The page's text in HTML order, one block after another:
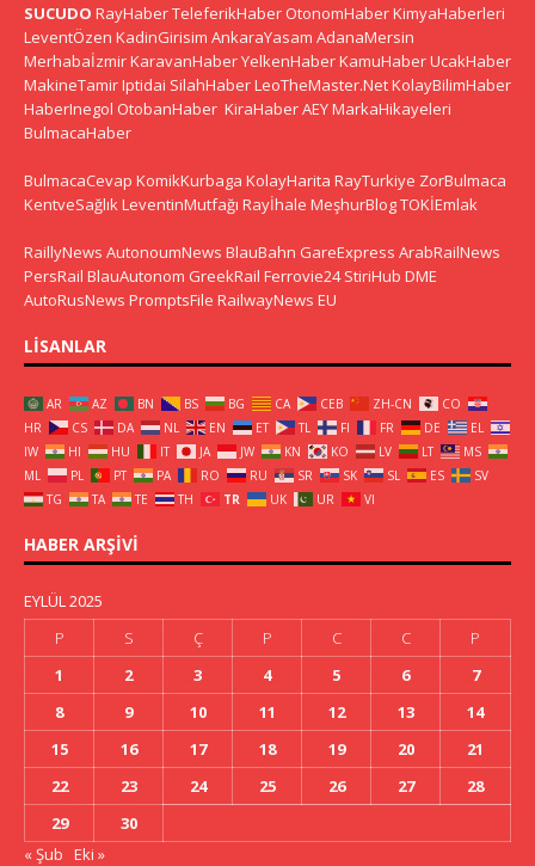
SUCUDO RayHaberTeleferikHaber OtonomHaberKimyaHaberleri
LeventÖzen KadinGirisim AnkaraYasam AdanaMersin
MerhabaİzmirKaravanHaberYelkenHaberKamuHaberUcakHaber
MakineTamirIptidai SilahHaberLeoTheMaster.NetKolayBilimHaber
HaberInegol OtobanHaber KiraHaberAEYMarkaHikayeleri
BulmacaHaber
BulmacaCevap KomikKurbaga KolayHarita RayTurkiye ZorBulmaca
KentveSağlık LeventinMutfağı Rayİhale MeşhurBlogTOKİEmlak
RaillyNews AutonoumNews BlauBahn GareExpress ArabRailNews
PersRail BlauAutonom GreekRail Ferrovie24 StiriHub DME
AutoRusNews PromptsFile RailwayNews EU
LISANLAR
AR AZ BN BS BG CA CEB ZH-CN
CO
HR
CS DA NL EN ET TL FI FR DE
EL
IW
HI HU IT JA JW KN KO LV LT
MS
ML
PL PT PA RO RU SR SK SL ES
SV
TG
TA TE TH TR UK UR VI
HABER ARŞIVI
EYLÜL 2025
P
S Ç P C C
P
1
2 3 4 5 6
7
8
9 10 11 12 13
14
15
16 17 18 19 20
21
22
23 24 25 26 27
28
29
30
« Şub Eki »